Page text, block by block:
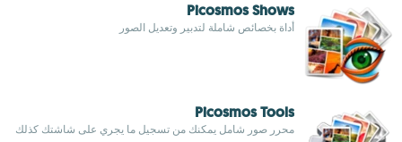
Picosmos Shows
أداة بخصائص شاملة لتدبير وتعديل الصور
Picosmos Tools
محرر صور شامل يمكنك من تسجيل ما يجري على شاشتك كذلك